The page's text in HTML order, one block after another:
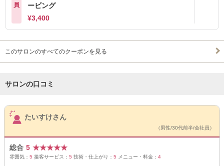
員
ービング
¥3,400
このサロンのすべてのクーポンを見る
サロンの口コミ
サロンPick Up
たいすけさん
（男性/30代前半/会社員）
総合 5 ★★★★★
雰囲気： 5 接客サービス： 5 技術・仕上がり： 5 メニュー・料金： 4